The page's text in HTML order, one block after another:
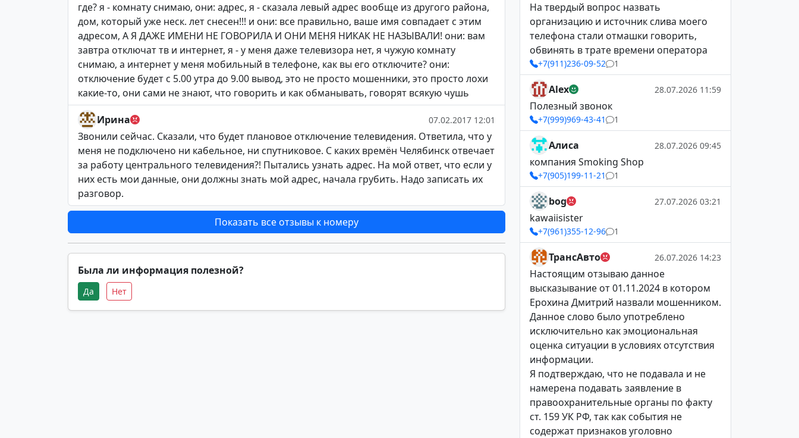
где? я - комнату снимаю, они: адрес, я - сказала левый адрес вообще из другого района,
дом, который уже неск. лет снесен!!! и они: все правильно, ваше имя совпадает с этим
адресом, А Я ДАЖЕ ИМЕНИ НЕ ГОВОРИЛА И ОНИ МЕНЯ НИКАК НЕ НАЗЫВАЛИ! они: вам
завтра отключат тв и интернет, я - у меня даже телевизора нет, я чужую комнату
снимаю, а интернет у меня мобильный в телефоне, как вы его отключите? они:
отключение будет с 5.00 утра до 9.00 вывод, это не просто мошенники, это просто лохи
какие-то, они сами не знают, что говорить и как обманывать, говорят всякую чушь
Ирина 07.02.2017 12:01
Звонили сейчас. Сказали, что будет плановое отключение телевидения. Ответила, что у
меня не подключено ни кабельное, ни спутниковое. С каких времён Челябинск отвечает
за работу центрального телевидения?! Пытались узнать адрес. На мой ответ, что если у
них есть мои данные, они должны знать мой адрес, начала грубить. Надо записать их
разговор.
Показать все отзывы к номеру
Была ли информация полезной?
Да Нет
На твердый вопрос назвать
организацию и источник слива моего
телефона стали отмашки говорить,
обвинять в трате времени оператора
+7(911)236-09-52 1
Alex 28.07.2026 11:59
Полезный звонок
+7(999)969-43-41 1
Алиса 28.07.2026 09:45
компания Smoking Shop
+7(905)199-11-21 1
bog 27.07.2026 03:21
kawaiisister
+7(961)355-12-96 1
ТрансАвто 26.07.2026 14:23
Настоящим отзываю данное
высказывание от 01.11.2024 в котором
Ерохина Дмитрий назвали мошенником.
Данное слово было употреблено
исключительно как эмоциональная
оценка ситуации в условиях отсутствия
информации.
Я подтверждаю, что не подавала и не
намерена подавать заявление в
правоохранительные органы по факту
ст. 159 УК РФ, так как события не
содержат признаков уголовно